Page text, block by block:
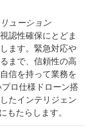
ューション
認性確保にとどま
ます。緊急対応や
まで、信頼性の高
信を持って業務を
ロ仕様ドローン搭
たインテリジェン
にもたらします。